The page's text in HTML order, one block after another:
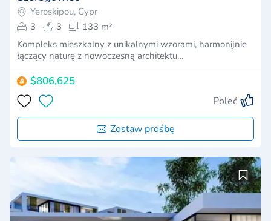
Yeroskipou, Cypr
3
3
133 m²
Kompleks mieszkalny z unikalnymi wzorami, harmonijnie
łączący naturę z nowoczesną architektu…
$806,625
Poleć
Zostaw prośbę